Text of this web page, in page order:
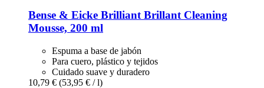
Bense & Eicke Brilliant Brillant Cleaning
Mousse, 200 ml
Espuma a base de jabón
Para cuero, plástico y tejidos
Cuidado suave y duradero
10,79 € (53,95 € / l)